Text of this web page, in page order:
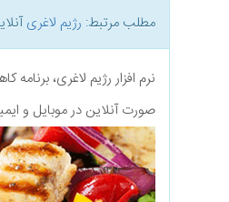
مطلب مرتبط: رژیم لاغری
نرم افزار رژیم لاغری،
صورت آنلاین در موبایل و